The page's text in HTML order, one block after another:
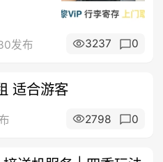
发布 3237 0
适合游客
2798 0